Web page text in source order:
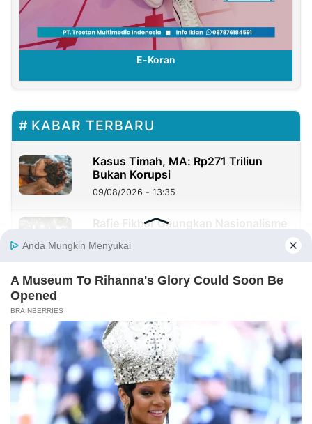
E-Koran
KABAR TERBARU
Kasus Timah, MA: Rp271 Triliun
Bukan Korupsi
09/08/2026 - 13:35
Rafie Fikhar Gaungkan Nasionalisme
Hannas untuk Indonesia
Rudy Tanoe
09/08/2026 - 08:57
Perawat Kesehatan Jiwa Gelar Cek
Kesehatan Gratis bagi Warga Kota
Sorong
09/08/2026 - 08:50